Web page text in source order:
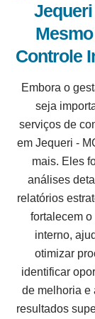
Jequeri
Controle
Embora o
seja
serviços de
em Jequeri -
mais. Eles
análises
relatórios
fortalecem
interno,
otimizar
identificar
de melhoria e
resultados